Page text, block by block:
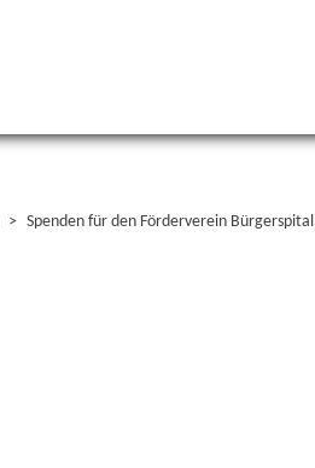
Spenden für den Förderverein Bürgerspital